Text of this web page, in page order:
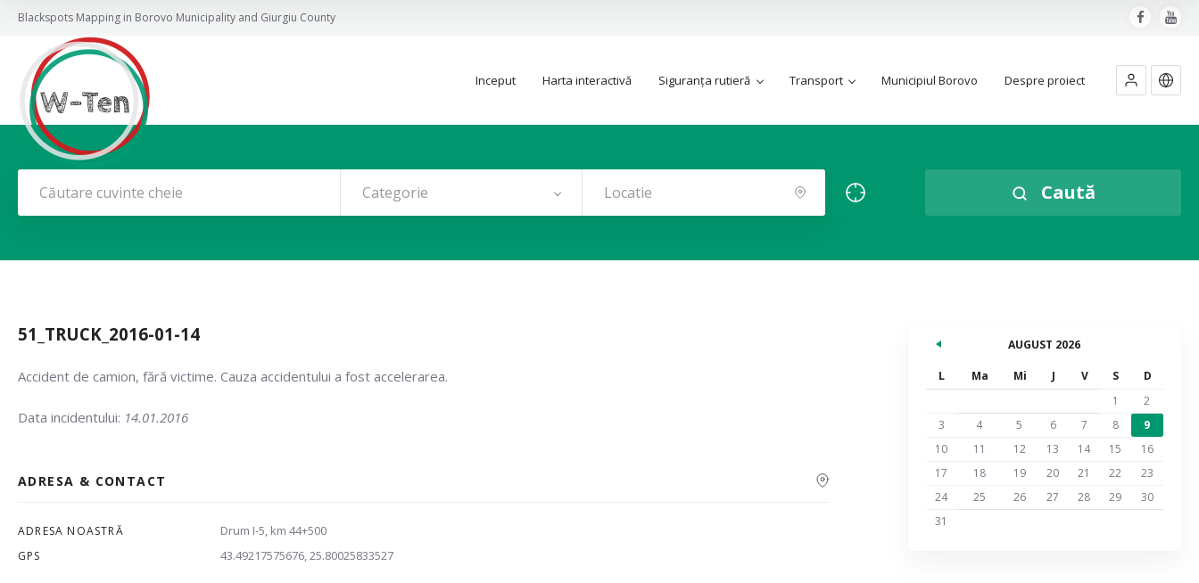
Blackspots Mapping in Borovo Municipality and Giurgiu County
Inceput Harta interactivă Siguranța rutieră Transport Municipiul Borovo Despre proiect
Categorie Caută
51_TRUCK_2016-01-14
Accident de camion, fără victime. Cauza accidentului a fost accelerarea.
Data incidentului: 14.01.2016
ADRESA & CONTACT
ADRESA NOASTRĂ Drum I-5, km 44+500
GPS 43.49217575676, 25.80025833527
AUGUST 2026
L Ma Mi J V S
D
1
2
3
4 5 6 7 8
9
10
11 12 13 14 15
16
17
18 19 20 21 22
23
24
25 26 27 28 29
30
31